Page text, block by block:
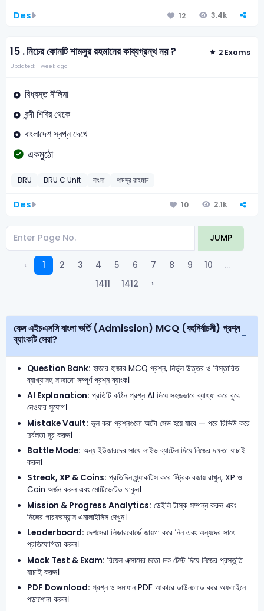
Des 12 3.4k
15 .নিচের কোনটি শামসুর রহমানের কাব্যগ্রন্থ নয় ? 2 Exams
Updated: 1 week ago
বিধ্বস্ত নীলিমা
বন্দী শিবির থেকে
বাংলাদেশ স্বপ্ন দেখে
একমুঠো
BRU BRU C Unit বাংলা শামসুর রাহমান
Des 10 2.1k
JUMP
‹ 1 2 3 4 5 6 7 8 9 10
...
1411
1412 ›
কেন এইচএসসি বাংলা ভর্তি (Admission) MCQ (বহুনির্বাচনী) প্রশ্ন
ব্যাংকটি সেরা?
Question Bank: হাজার হাজার MCQ প্রশ্ন, নির্ভুল উত্তর ও বিস্তারিত
ব্যাখ্যাসহ সাজানো সম্পূর্ণ প্রশ্ন ব্যাংক।
AI Explanation: প্রতিটি কঠিন প্রশ্ন AI দিয়ে সহজভাবে ব্যাখ্যা করে বুঝে
নেওয়ার সুযোগ।
Mistake Vault: ভুল করা প্রশ্নগুলো অটো সেভ হয়ে যাবে — পরে রিভিউ করে
দুর্বলতা দূর করুন।
Battle Mode: অন্য ইউজারদের সাথে লাইভ ব্যাটেল দিয়ে নিজের দক্ষতা যাচাই
করুন।
Streak, XP & Coins: প্রতিদিন প্র্যাকটিস করে স্ট্রিক বজায় রাখুন, XP ও
Coin অর্জন করুন এবং মোটিভেটেড থাকুন।
Mission & Progress Analytics: ডেইলি টাস্ক সম্পন্ন করুন এবং
নিজের পারফরম্যান্স এনালাইসিস দেখুন।
Leaderboard: দেশসেরা লিডারবোর্ডে জায়গা করে নিন এবং অন্যদের সাথে
প্রতিযোগিতা করুন।
Mock Test & Exam: রিয়েল এক্সামের মতো মক টেস্ট দিয়ে নিজের প্রস্তুতি
যাচাই করুন।
PDF Download: প্রশ্ন ও সমাধান PDF আকারে ডাউনলোড করে অফলাইনে
পড়াশোনা করুন।